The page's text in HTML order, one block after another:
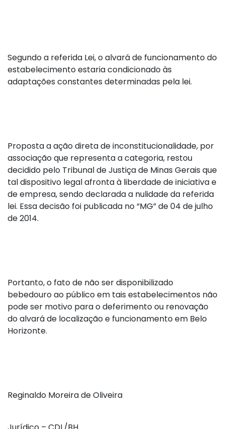
Segundo a referida Lei, o alvará de funcionamento do
estabelecimento estaria condicionado às
adaptações constantes determinadas pela lei.
Proposta a ação direta de inconstitucionalidade, por
associação que representa a categoria, restou
decidido pelo Tribunal de Justiça de Minas Gerais que
tal dispositivo legal afronta à liberdade de iniciativa e
de empresa, sendo declarada a nulidade da referida
lei. Essa decisão foi publicada no “MG” de 04 de julho
de 2014.
Portanto, o fato de não ser disponibilizado
bebedouro ao público em tais estabelecimentos não
pode ser motivo para o deferimento ou renovação
do alvará de localização e funcionamento em Belo
Horizonte.
Reginaldo Moreira de Oliveira